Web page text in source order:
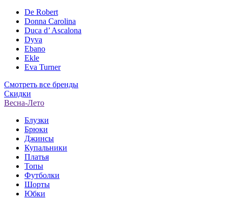
De Robert
Donna Carolina
Duca d’ Ascalona
Dyva
Ebano
Ekle
Eva Turner
Смотреть все бренды
Скидки
Весна-Лето
Блузки
Брюки
Джинсы
Купальники
Платья
Топы
Футболки
Шорты
Юбки